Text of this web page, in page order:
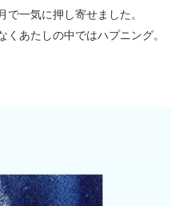
一気に押し寄せました。
あたしの中ではハプニング。